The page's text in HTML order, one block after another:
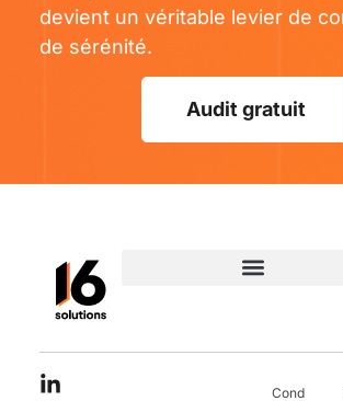
devient un véritable levier de
de sérénité.
Audit gratuit
Conditions